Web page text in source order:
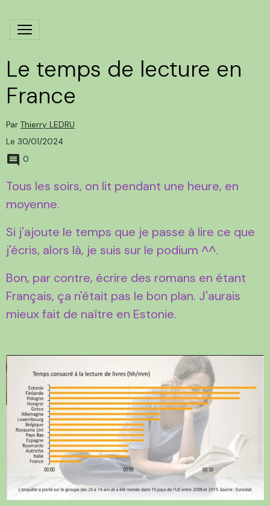
Le temps de lecture en
France
Par Thierry LEDRU
Le 30/01/2024
0
Tous les soirs, on lit pendant une heure, en
moyenne.
Si j'ajoute le temps que je passe à lire ce que
j'écris, alors là, je suis sur le podium ^^.
Bon, par contre, écrire des romans en étant
Français, ça n'était pas le bon plan. J'aurais
mieux fait de naître en Estonie.